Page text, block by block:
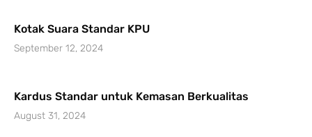
Kotak Suara Standar KPU
September 12, 2024
Kardus Standar untuk Kemasan Berkualitas
August 31, 2024